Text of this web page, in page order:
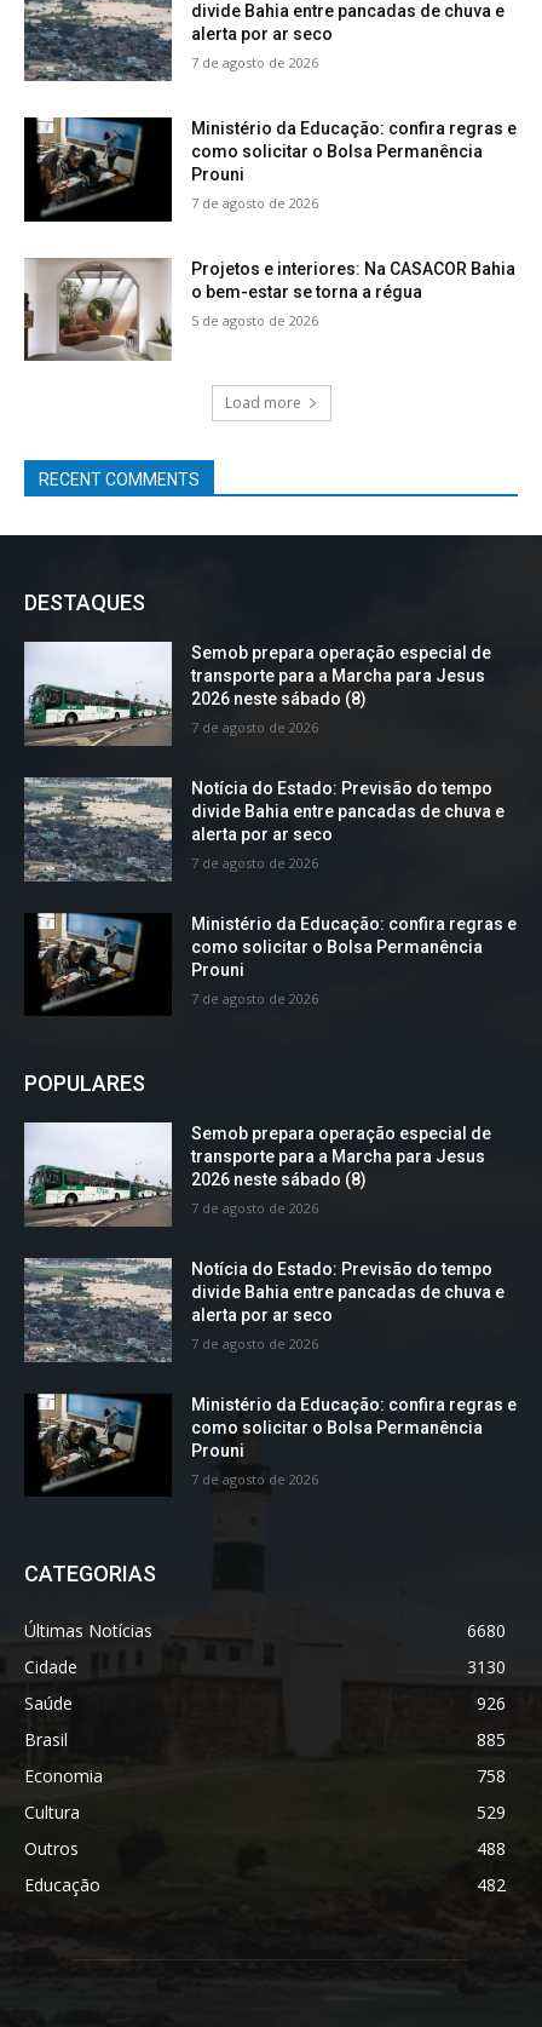
divide Bahia entre pancadas de chuva e
alerta por ar seco
7 de agosto de 2026
Ministério da Educação: confira regras e
como solicitar o Bolsa Permanência
Prouni
7 de agosto de 2026
Projetos e interiores: Na CASACOR Bahia
o bem-estar se torna a régua
5 de agosto de 2026
Load more
RECENT COMMENTS
DESTAQUES
Semob prepara operação especial de
transporte para a Marcha para Jesus
2026 neste sábado (8)
7 de agosto de 2026
Notícia do Estado: Previsão do tempo
divide Bahia entre pancadas de chuva e
alerta por ar seco
7 de agosto de 2026
Ministério da Educação: confira regras e
como solicitar o Bolsa Permanência
Prouni
7 de agosto de 2026
POPULARES
Semob prepara operação especial de
transporte para a Marcha para Jesus
2026 neste sábado (8)
7 de agosto de 2026
Notícia do Estado: Previsão do tempo
divide Bahia entre pancadas de chuva e
alerta por ar seco
7 de agosto de 2026
Ministério da Educação: confira regras e
como solicitar o Bolsa Permanência
Prouni
7 de agosto de 2026
CATEGORIAS
Últimas Notícias
6680
Cidade
3130
Saúde
926
Brasil
885
Economia
758
Cultura
529
Outros
488
Educação
482